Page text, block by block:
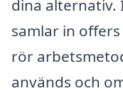
dina alternativ.
samlar in
rör
används och